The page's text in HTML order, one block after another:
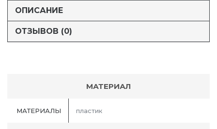
ОПИСАНИЕ
ОТЗЫВОВ (0)
МАТЕРИАЛ
МАТЕРИАЛЫ пластик